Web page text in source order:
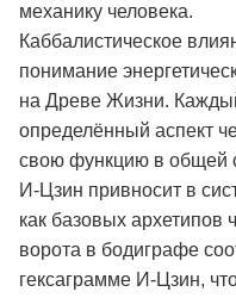
механику человека.
Каббалистическое
понимание
на Древе Жизни.
определённый аспект
свою функцию в общей
И-Цзин привносит в
как базовых архетипов
ворота в бодиграфе
гексаграмме И-Цзин,